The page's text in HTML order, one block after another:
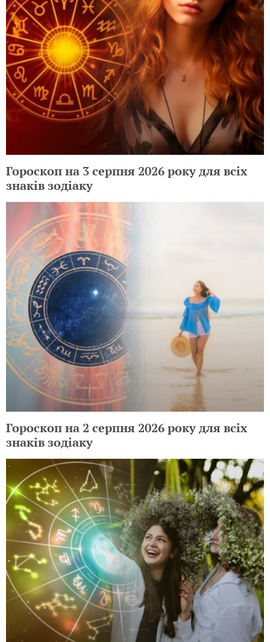
Гороскоп на 3 серпня 2026 року для всіх
знаків зодіаку
Гороскоп на 2 серпня 2026 року для всіх
знаків зодіаку